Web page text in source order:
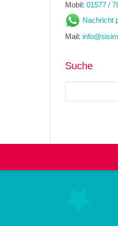
Mobil:01577 /
Nachricht
Mail:
Suche